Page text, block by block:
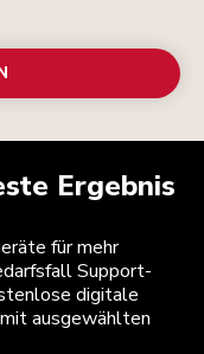
Ergebnis
für mehr
Support-
digitale
ausgewählten